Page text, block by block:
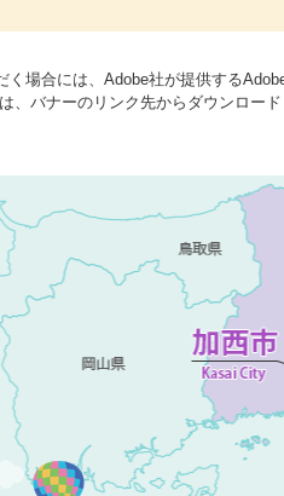
場合には、Adobe社が提供する
、バナーのリンク先からダウンロード